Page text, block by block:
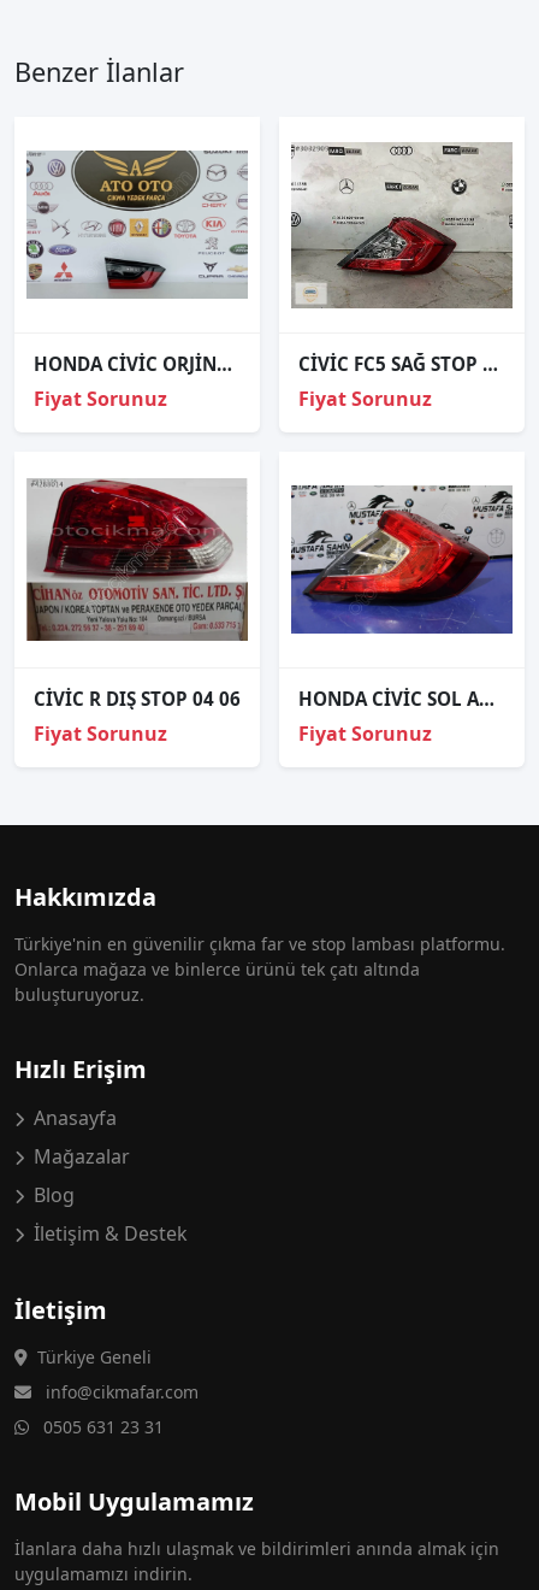
Benzer İlanlar
HONDA CİVİC ORJİNAL ÇIKMA İÇ STOP
Fiyat Sorunuz
CİVİC FC5 SAĞ STOP SIFIR
Fiyat Sorunuz
CİVİC R DIŞ STOP 04 06
Fiyat Sorunuz
HONDA CİVİC SOL ARKA DIŞ STOP 2016
Fiyat Sorunuz
Hakkımızda
Türkiye'nin en güvenilir çıkma far ve stop lambası platformu.
Onlarca mağaza ve binlerce ürünü tek çatı altında
buluşturuyoruz.
Hızlı Erişim
Anasayfa
Mağazalar
Blog
İletişim & Destek
İletişim
Türkiye Geneli
info@cikmafar.com
0505 631 23 31
Mobil Uygulamamız
İlanlara daha hızlı ulaşmak ve bildirimleri anında almak için
uygulamamızı indirin.